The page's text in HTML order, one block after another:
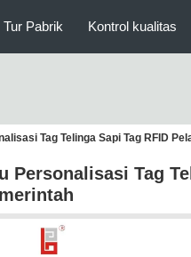
Tur Pabrik Kontrol kualitas
Tag Telinga Sapi Tag RFID
Personalisasi Tag